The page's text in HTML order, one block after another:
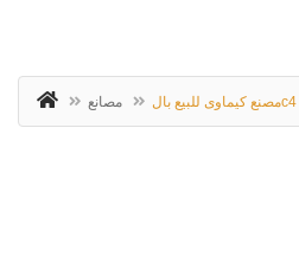
مصانع